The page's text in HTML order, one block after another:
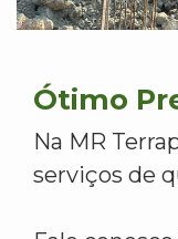
Ótimo
Na MR
serviços de